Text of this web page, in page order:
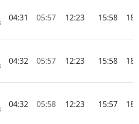
04:31 05:57 12:23 15:58
04:32 05:57 12:23 15:58
04:32 05:58 12:23 15:57